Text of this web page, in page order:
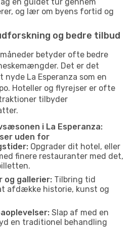
og lær om byens fortid og
og bedre tilbud
betyder ofte bedre
Det er det
La Esperanza som en
Hoteller og flyrejser er ofte
tilbyder
i La Esperanza:
uden for
Opgrader dit hotel, eller
finere restauranter med det,
og gallerier: Tilbring tid
afdække historie, kunst og
Slap af med en
en traditionel behandling